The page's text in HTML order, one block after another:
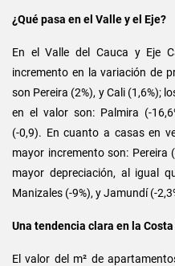
¿Qué pasa en el Valle y el Eje?
En el Valle del Cauca y Eje
incremento en la variación de
son Pereira (2%), y Cali (1,6%);
en el valor son: Palmira (-
(-0,9). En cuanto a casas en
mayor incremento son: Pereira
mayor depreciación, al igual
Manizales (-9%), y Jamundí (-
Una tendencia clara en la
El valor del m² de